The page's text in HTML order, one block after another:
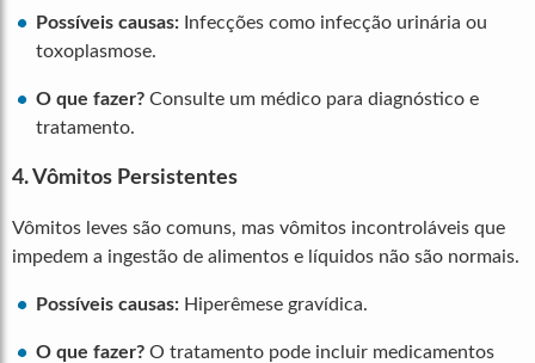
Possíveis causas: Infecções como infecção urinária ou
toxoplasmose.
O que fazer? Consulte um médico para diagnóstico e
tratamento.
4. Vômitos Persistentes
Vômitos leves são comuns, mas vômitos incontroláveis que
impedem a ingestão de alimentos e líquidos não são normais.
Possíveis causas: Hiperêmese gravídica.
O que fazer? O tratamento pode incluir medicamentos